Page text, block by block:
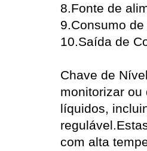
8.Fonte de
9.Consumo
10.Saída de
Chave de
monitorizar
líquidos,
com alta